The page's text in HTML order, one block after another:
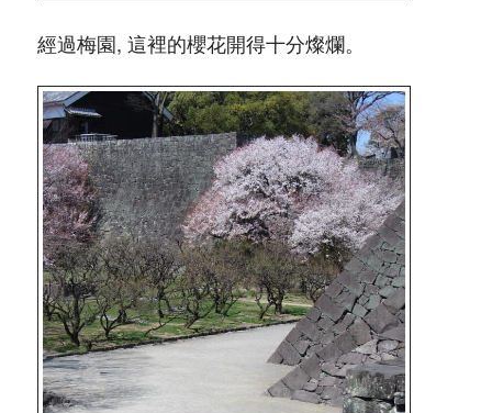
經過梅園, 這裡的櫻花開得十分燦爛。